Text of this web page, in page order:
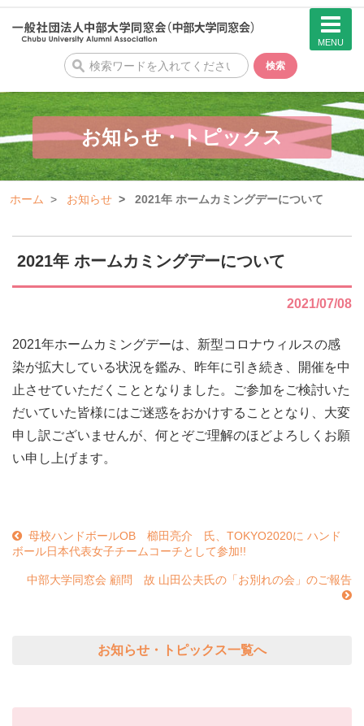
検
索
検索
MENU
お知らせ・トピックス
ホーム お知らせ 2021年 ホームカミングデーについて
2021年 ホームカミングデーについて
2021/07/08
2021年ホームカミングデーは、新型コロナウィルスの感
染が拡大している状況を鑑み、昨年に引き続き、開催を中
止させていただくこととなりました。ご参加をご検討いた
だいていた皆様にはご迷惑をおかけすることとなり、大変
申し訳ございませんが、何とぞご理解のほどよろしくお願
い申し上げます。
母校ハンドボールOB 櫛田亮介 氏、TOKYO2020に ハンド
ボール日本代表女子チームコーチとして参加!!
中部大学同窓会 顧問 故 山田公夫氏の「お別れの会」のご報告
お知らせ・トピックス一覧へ